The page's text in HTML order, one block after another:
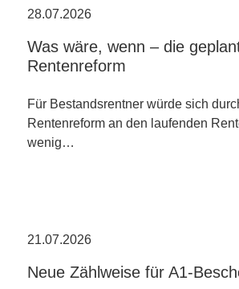
28.07.2026
Was wäre, wenn – die
Rentenreform
Für Bestandsrentner würde sich
Rentenreform an den laufenden
wenig…
21.07.2026
Neue Zählweise für A1-